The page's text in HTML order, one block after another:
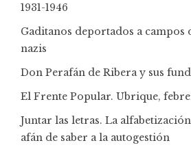
1931-1946
Gaditanos deportados a campos
nazis
Don Perafán de Ribera y sus
El Frente Popular. Ubrique,
Juntar las letras. La
afán de saber a la autogestión